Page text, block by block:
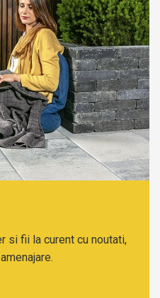
si fii la curent cu noutati,